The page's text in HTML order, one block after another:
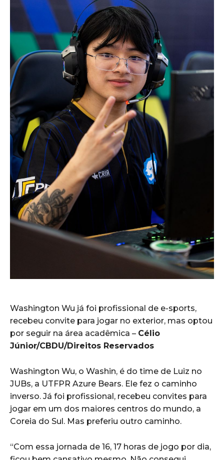
Washington Wu já foi profissional de e-sports,
recebeu convite para jogar no exterior, mas optou
por seguir na área acadêmica – Célio
Júnior/CBDU/Direitos Reservados
Washington Wu, o Washin, é do time de Luiz no
JUBs, a UTFPR Azure Bears. Ele fez o caminho
inverso. Já foi profissional, recebeu convites para
jogar em um dos maiores centros do mundo, a
Coreia do Sul. Mas preferiu outro caminho.
“Com essa jornada de 16, 17 horas de jogo por dia,